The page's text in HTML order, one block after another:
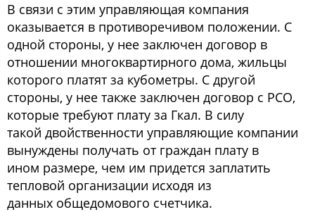
В связи с этим управляющая компания
оказывается в противоречивом положении. С
одной стороны, у нее заключен договор в
отношении многоквартирного дома, жильцы
которого платят за кубометры. С другой
стороны, у нее также заключен договор с РСО,
которые требуют плату за Гкал. В силу
такой двойственности управляющие компании
вынуждены получать от граждан плату в
ином размере, чем им придется заплатить
тепловой организации исходя из
данных общедомового счетчика.